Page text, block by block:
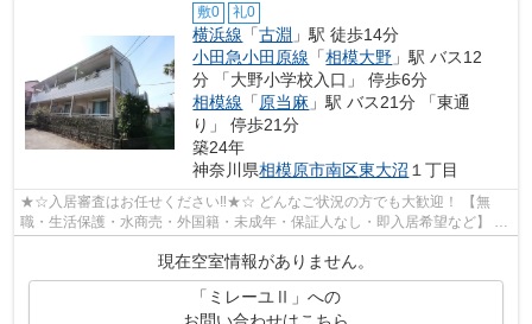
敷0 礼0
横浜線 「古淵 」駅 徒歩14分
小田急小田原線 「相模大野 」駅 バス12
分 「大野小学校入口」 停歩6分
相模線 「原当麻 」駅 バス21分 「東通
り」 停歩21分
築24年
神奈川県相模原市南区東大沼 １丁目
★☆入居審査はお任せください‼★☆ どんなご状況の方でも大歓迎！ 【無
職・生活保護・水商売・外国籍・未成年・保証人なし・即入居希望など】 ネ
現在空室情報がありません。
「ミレーユⅡ」への